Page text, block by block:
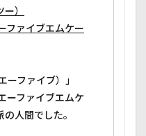
）
ファイブエムケー
ーファイブ）」
ーファイブエムケ
人間でした。